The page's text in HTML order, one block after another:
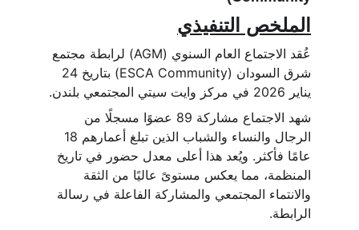
الملخص التنفيذي
عُقد الاجتماع العام السنوي (AGM) لرابطة مجتمع
يناير 2026 في مركز وايت سيتي المجتمعي بلندن.
شهد الاجتماع مشاركة 89 عضوًا مسجلًا من
عامًا فأكثر. ويُعد هذا أعلى معدل حضور في تاريخ
المنظمة، مما يعكس مستوىً عاليًا من الثقة
والانتماء المجتمعي والمشاركة الفاعلة في رسالة
الرابطة.